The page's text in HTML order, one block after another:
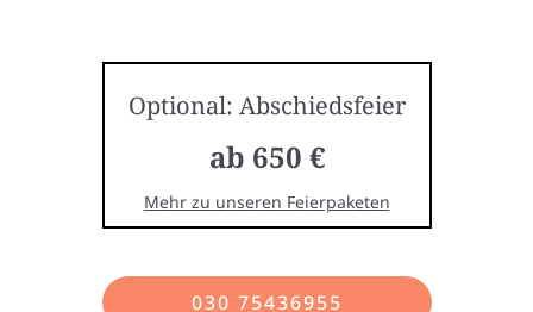
Optional: Abschiedsfeier
ab 650 €
Mehr zu unseren Feierpaketen
030 75436955